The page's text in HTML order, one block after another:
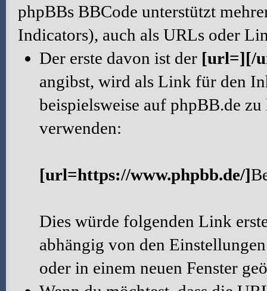
phpBBs BBCode unterstützt
Indicators), auch als URLs oder
Der erste davon ist der [url=][/
angibst, wird als Link für den
beispielsweise auf phpBB.de
verwenden:
[url=https://www.phpbb.de/]
Dies würde folgenden Link
abhängig von den
oder in einem neuen Fenster